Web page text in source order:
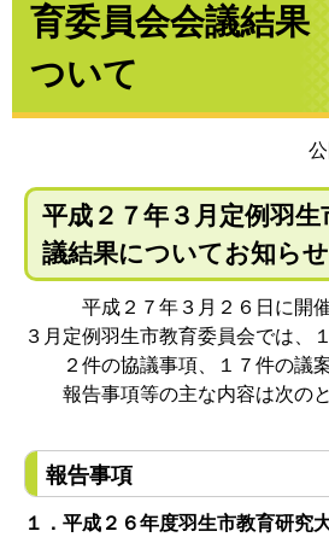
育委員会会議結果
ついて
平成２７年３月定例羽
議結果についてお知ら
平成２７年３月２６日に開催
３月定例羽生市教育委員会では、
２件の協議事項、１７件の議案
報告事項等の主な内容は次のと
報告事項
１．平成２６年度羽生市教育研究